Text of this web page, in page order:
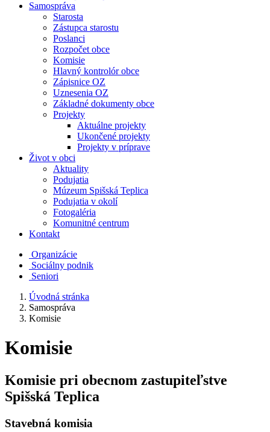
Samospráva
Starosta
Zástupca starostu
Poslanci
Rozpočet obce
Komisie
Hlavný kontrolór obce
Zápisnice OZ
Uznesenia OZ
Základné dokumenty obce
Projekty
Aktuálne projekty
Ukončené projekty
Projekty v príprave
Život v obci
Aktuality
Podujatia
Múzeum Spišská Teplica
Podujatia v okolí
Fotogaléria
Komunitné centrum
Kontakt
Organizácie
Sociálny podnik
Seniori
Úvodná stránka
Samospráva
Komisie
Komisie
Komisie pri obecnom zastupiteľstve
Spišská Teplica
Stavebná komisia